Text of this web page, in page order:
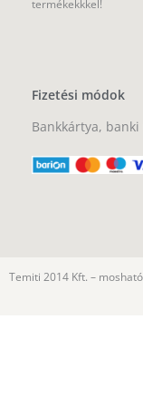
termékekkkel!
Fizetési módok
Bankkártya,
Temiti 2014 Kft. –